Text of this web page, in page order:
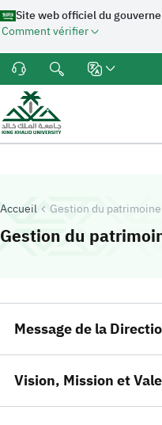
Site web officiel du
Comment vérifier
Accueil Gestion du
Gestion du
Message de la
Vision, Mission et